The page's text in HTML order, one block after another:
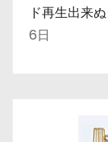
ド再生出来
6日